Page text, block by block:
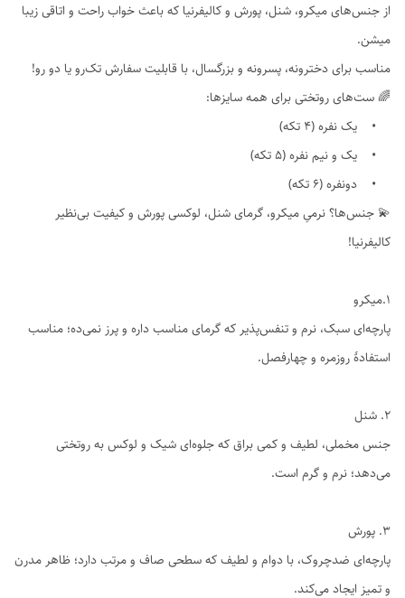
از جنس‌های میکرو، شنل، پورش و کالیفرنیا که باعث خواب راحت و اتاقی زیبا
میشن.
مناسب برای دخترونه، پسرونه و بزرگسال، با قابلیت سفارش تک‌رو یا دو رو!
🌈 ست‌های روتختی برای همه سایزها:
• یک نفره (4 تکه)
• یک و نیم نفره (5 تکه)
• دونفره (6 تکه)
💫 جنس‌ها؟ نرمیِ میکرو، گرمای شنل، لوکسی پورش و کیفیت بی‌نظیر
کالیفرنیا!
1.میکرو
پارچه‌ای سبک، نرم و تنفس‌پذیر که گرمای مناسب داره و پرز نمی‌ده؛ مناسب
استفادهٔ روزمره و چهارفصل.
۲. شنل
جنس مخملی، لطیف و کمی براق که جلوه‌ای شیک و لوکس به روتختی
می‌دهد؛ نرم و گرم است.
۳. پورش
پارچه‌ای ضدچروک، با دوام و لطیف که سطحی صاف و مرتب دارد؛ ظاهر مدرن
و تمیز ایجاد می‌کند.